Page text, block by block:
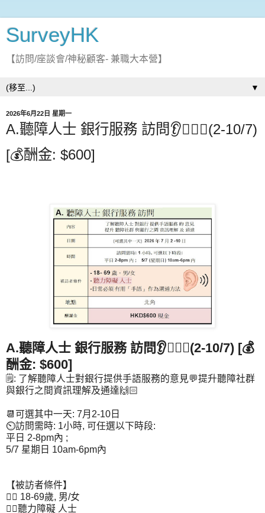
SurveyHK
【訪問/座談會/神秘顧客- 兼職大本營】
▼
2026年6月22日 星期一
A.聽障人士 銀行服務 訪問👂👂🏻📱(2-10/7)
[💰酬金: $600]
A.聽障人士 銀行服務 訪問👂👂🏻📱(2-10/7) [💰
酬金: $600]
🗒️: 了解聽障人士對銀行提供手語服務的意見💬提升聽障社群
與銀行之間資訊理解及通達🙌🏻
📆可選其中一天: 7月2-10日
⏲️訪問需時: 1小時, 可任選以下時段:
平日 2-8pm內 ;
5/7 星期日 10am-6pm內
【被訪者條件】
👉🏻 18-69歲, 男/女
👉🏻聽力障礙 人士